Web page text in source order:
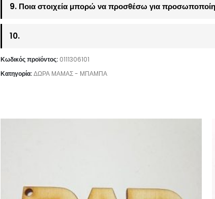
9. Ποια στοιχεία μπορώ να προσθέσω για
10.
Κωδικός προϊόντος: 0111306101
Κατηγορία:ΔΩΡΑ ΜΑΜΑΣ - ΜΠΑΜΠΑ